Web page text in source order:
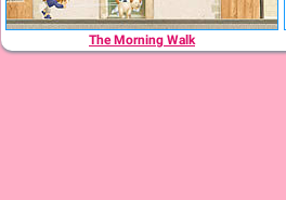
The Morning Walk